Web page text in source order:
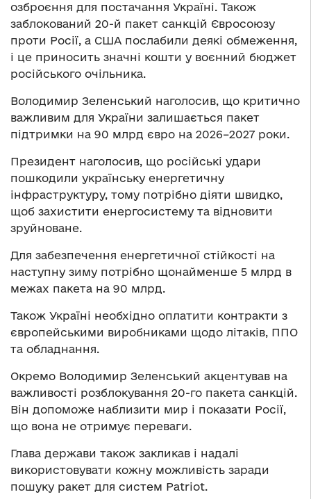
озброєння для постачання Україні. Також
заблокований 20-й пакет санкцій Євросоюзу
проти Росії, а США послабили деякі обмеження,
і це приносить значні кошти у воєнний бюджет
російського очільника.
Володимир Зеленський наголосив, що критично
важливим для України залишається пакет
підтримки на 90 млрд євро на 2026–2027 роки.
Президент наголосив, що російські удари
пошкодили українську енергетичну
інфраструктуру, тому потрібно діяти швидко,
щоб захистити енергосистему та відновити
зруйноване.
Для забезпечення енергетичної стійкості на
наступну зиму потрібно щонайменше 5 млрд в
межах пакета на 90 млрд.
Також Україні необхідно оплатити контракти з
європейськими виробниками щодо літаків, ППО
та обладнання.
Окремо Володимир Зеленський акцентував на
важливості розблокування 20-го пакета санкцій.
Він допоможе наблизити мир і показати Росії,
що вона не отримує переваги.
Глава держави також закликав і надалі
використовувати кожну можливість заради
пошуку ракет для систем Patriot.